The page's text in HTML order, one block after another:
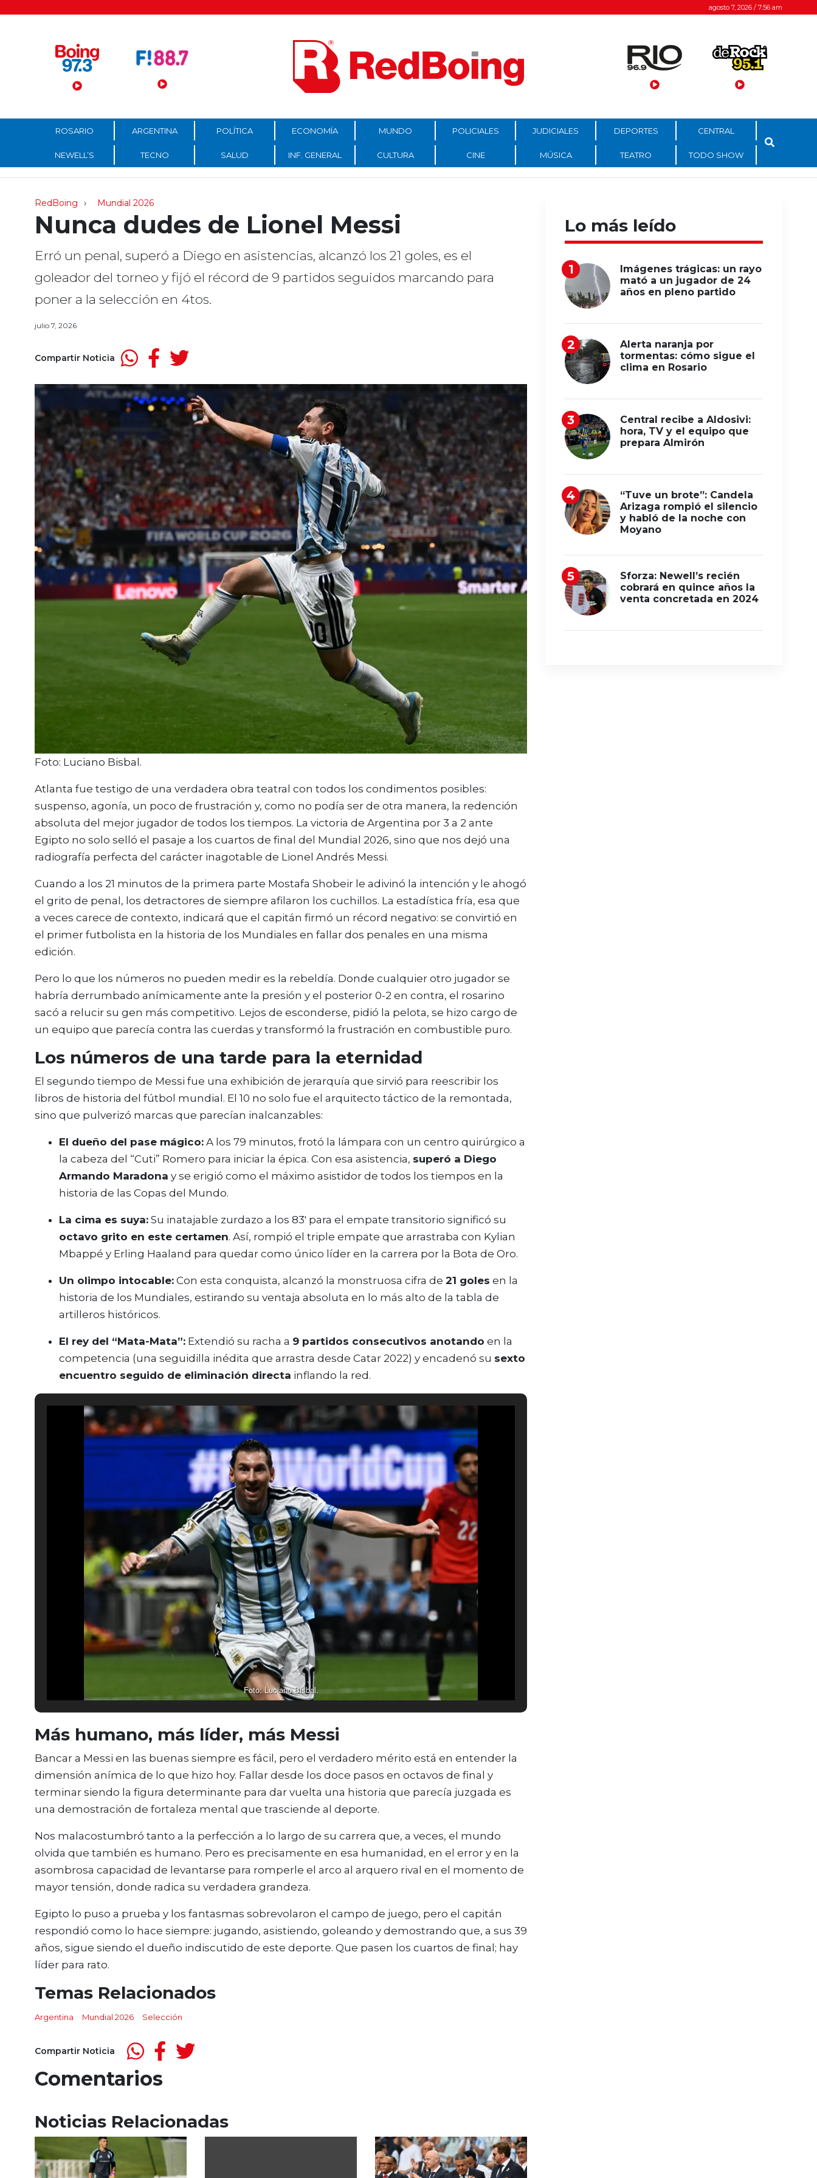
Menú Principal agosto 7, 2026 / 7:56 am
ROSARIO ARGENTINA POLÍTICA ECONOMÍA MUNDO POLICIALES JUDICIALES DEPORTES CENTRAL
NEWELL’S TECNO SALUD INF. GENERAL CULTURA CINE MÚSICA TEATRO TODO SHOW
RedBoing Mundial 2026
Nunca dudes de Lionel Messi
Erró un penal, superó a Diego en asistencias, alcanzó los 21 goles, es el
goleador del torneo y fijó el récord de 9 partidos seguidos marcando para
poner a la selección en 4tos.
julio 7, 2026
Compartir Noticia
Foto: Luciano Bisbal.
Atlanta fue testigo de una verdadera obra teatral con todos los condimentos posibles:
suspenso, agonía, un poco de frustración y, como no podía ser de otra manera, la redención
absoluta del mejor jugador de todos los tiempos. La victoria de Argentina por 3 a 2 ante
Egipto no solo selló el pasaje a los cuartos de final del Mundial 2026, sino que nos dejó una
radiografía perfecta del carácter inagotable de Lionel Andrés Messi.
Cuando a los 21 minutos de la primera parte Mostafa Shobeir le adivinó la intención y le ahogó
el grito de penal, los detractores de siempre afilaron los cuchillos. La estadística fría, esa que
a veces carece de contexto, indicará que el capitán firmó un récord negativo: se convirtió en
el primer futbolista en la historia de los Mundiales en fallar dos penales en una misma
edición.
Pero lo que los números no pueden medir es la rebeldía. Donde cualquier otro jugador se
habría derrumbado anímicamente ante la presión y el posterior 0-2 en contra, el rosarino
sacó a relucir su gen más competitivo. Lejos de esconderse, pidió la pelota, se hizo cargo de
un equipo que parecía contra las cuerdas y transformó la frustración en combustible puro.
Los números de una tarde para la eternidad
El segundo tiempo de Messi fue una exhibición de jerarquía que sirvió para reescribir los
libros de historia del fútbol mundial. El 10 no solo fue el arquitecto táctico de la remontada,
sino que pulverizó marcas que parecían inalcanzables:
El dueño del pase mágico: A los 79 minutos, frotó la lámpara con un centro quirúrgico a
la cabeza del “Cuti” Romero para iniciar la épica. Con esa asistencia, superó a Diego
Armando Maradona y se erigió como el máximo asistidor de todos los tiempos en la
historia de las Copas del Mundo.
La cima es suya: Su inatajable zurdazo a los 83′ para el empate transitorio significó su
octavo grito en este certamen. Así, rompió el triple empate que arrastraba con Kylian
Mbappé y Erling Haaland para quedar como único líder en la carrera por la Bota de Oro.
Un olimpo intocable: Con esta conquista, alcanzó la monstruosa cifra de 21 goles en la
historia de los Mundiales, estirando su ventaja absoluta en lo más alto de la tabla de
artilleros históricos.
El rey del “Mata-Mata”: Extendió su racha a 9 partidos consecutivos anotando en la
competencia (una seguidilla inédita que arrastra desde Catar 2022) y encadenó su sexto
encuentro seguido de eliminación directa inflando la red.
Foto: Luciano Bisbal.
Más humano, más líder, más Messi
Bancar a Messi en las buenas siempre es fácil, pero el verdadero mérito está en entender la
dimensión anímica de lo que hizo hoy. Fallar desde los doce pasos en octavos de final y
terminar siendo la figura determinante para dar vuelta una historia que parecía juzgada es
una demostración de fortaleza mental que trasciende al deporte.
Nos malacostumbró tanto a la perfección a lo largo de su carrera que, a veces, el mundo
olvida que también es humano. Pero es precisamente en esa humanidad, en el error y en la
asombrosa capacidad de levantarse para romperle el arco al arquero rival en el momento de
mayor tensión, donde radica su verdadera grandeza.
Egipto lo puso a prueba y los fantasmas sobrevolaron el campo de juego, pero el capitán
respondió como lo hace siempre: jugando, asistiendo, goleando y demostrando que, a sus 39
años, sigue siendo el dueño indiscutido de este deporte. Que pasen los cuartos de final; hay
líder para rato.
Temas Relacionados
Argentina Mundial 2026 Selección
Compartir Noticia
Comentarios
Noticias Relacionadas
Lo más leído
Imágenes trágicas: un rayo
mató a un jugador de 24
años en pleno partido
Alerta naranja por
tormentas: cómo sigue el
clima en Rosario
Central recibe a Aldosivi:
hora, TV y el equipo que
prepara Almirón
“Tuve un brote”: Candela
Arizaga rompió el silencio
y habló de la noche con
Moyano
Sforza: Newell’s recién
cobrará en quince años la
venta concretada en 2024